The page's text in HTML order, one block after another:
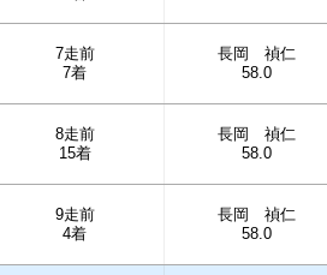
7走前
7着
長岡 禎仁
58.0
8走前
15着
長岡 禎仁
58.0
9走前
4着
長岡 禎仁
58.0